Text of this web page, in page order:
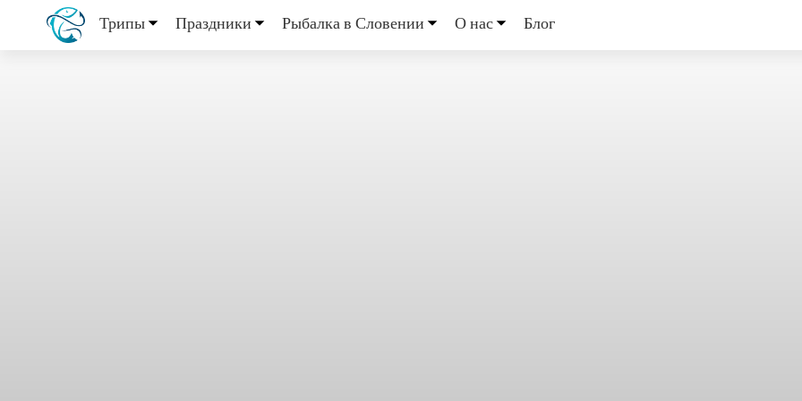
Трипы Праздники Рыбалка в Словении О нас Блог